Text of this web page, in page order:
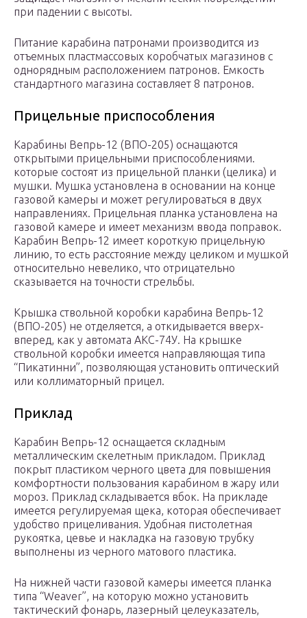
при падении с высоты.
Питание карабина патронами производится из
отъемных пластмассовых коробчатых магазинов с
однорядным расположением патронов. Емкость
стандартного магазина составляет 8 патронов.
Прицельные приспособления
Карабины Вепрь-12 (ВПО-205) оснащаются
открытыми прицельными приспособлениями.
которые состоят из прицельной планки (целика) и
мушки. Мушка установлена в основании на конце
газовой камеры и может регулироваться в двух
направлениях. Прицельная планка установлена на
газовой камере и имеет механизм ввода поправок.
Карабин Вепрь-12 имеет короткую прицельную
линию, то есть расстояние между целиком и мушкой
относительно невелико, что отрицательно
сказывается на точности стрельбы.
Крышка ствольной коробки карабина Вепрь-12
(ВПО-205) не отделяется, а откидывается вверх-
вперед, как у автомата АКС-74У. На крышке
ствольной коробки имеется направляющая типа
“Пикатинни”, позволяющая установить оптический
или коллиматорный прицел.
Приклад
Карабин Вепрь-12 оснащается складным
металлическим скелетным прикладом. Приклад
покрыт пластиком черного цвета для повышения
комфортности пользования карабином в жару или
мороз. Приклад складывается вбок. На прикладе
имеется регулируемая щека, которая обеспечивает
удобство прицеливания. Удобная пистолетная
рукоятка, цевье и накладка на газовую трубку
выполнены из черного матового пластика.
На нижней части газовой камеры имеется планка
типа “Weaver”, на которую можно установить
тактический фонарь, лазерный целеуказатель,